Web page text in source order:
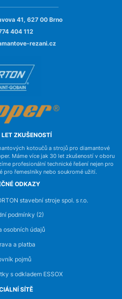
41, 627 00 Brno
404 112
rezani.cz
ZKUŠENOSTÍ
kotoučů a strojů pro diamantové
Máme více jak 30 let zkušeností v oboru
profesionální technické řešení nejen pro
pro řemeslníky nebo soukromé užití.
ODKAZY
stavební stroje spol. s r.o.
podmínky (2)
osobních údajů
a platba
pojmů
s odkladem ESSOX
SÍTĚ